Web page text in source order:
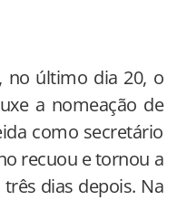
no último dia 20, o
a nomeação de
como secretário
recuou e tornou a
dias depois. Na